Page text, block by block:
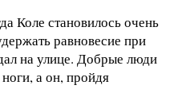
Коле становилось очень
равновесие при
на улице. Добрые люди
а он, пройдя